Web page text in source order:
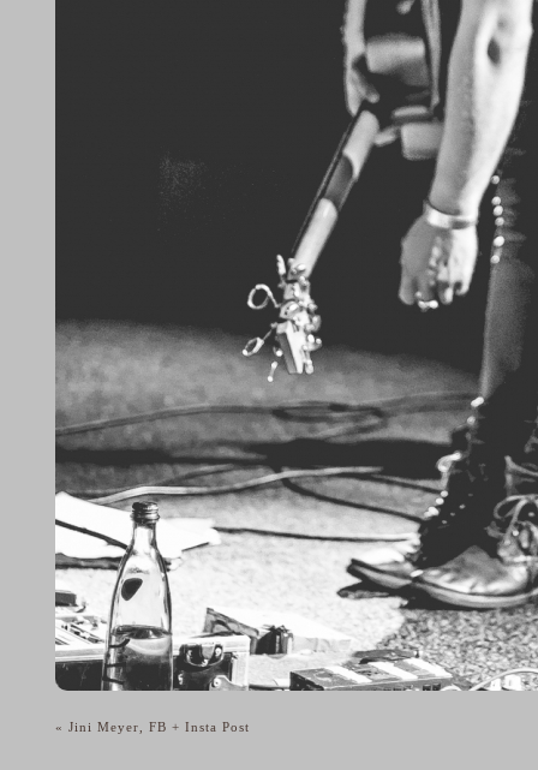
« Jini Meyer, FB + Insta Post